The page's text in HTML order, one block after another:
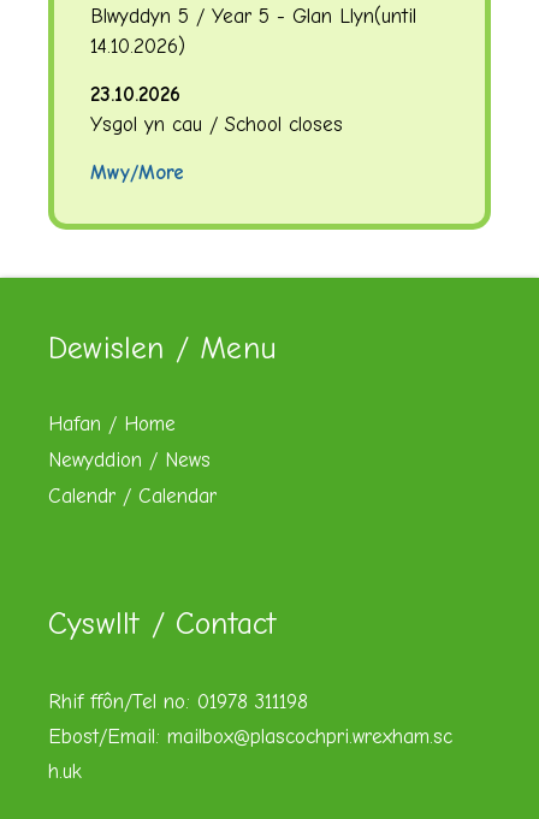
Blwyddyn 5 / Year 5 - Glan Llyn(until
14.10.2026)
23.10.2026
Ysgol yn cau / School closes
Mwy/More
Dewislen / Menu
Hafan / Home
Newyddion / News
Calendr / Calendar
Cyswllt / Contact
Rhif ffôn/Tel no: 01978 311198
Ebost/Email: mailbox@plascochpri.wrexham.sc
h.uk